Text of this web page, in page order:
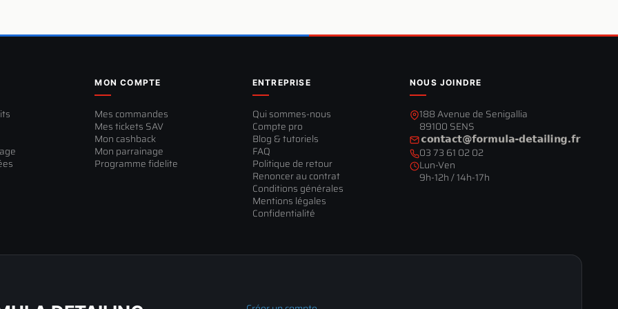
MON COMPTE
Mes commandes
Mes tickets SAV
Mon cashback
Mon parrainage
Programme fidelite
ENTREPRISE
Qui sommes-nous
Compte pro
Blog & tutoriels
FAQ
Politique de retour
Renoncer au contrat
Conditions générales
Mentions légales
Confidentialité
NOUS JOINDRE
188 Avenue de Senigallia
89100 SENS
03 73 61 02 02
Lun-Ven
9h-12h / 14h-17h